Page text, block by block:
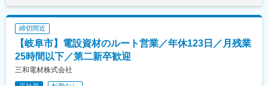
■組織構成：
フード課には10名在籍しております。
食品のみを担当するグループになります。中途社員の割合も高
く、馴染みやすい環境になっております。
■担当顧客数・エリア：
・入社後は先輩社員に同行し、顧客や商品について学んでいただ
きます。メーカーの外部研修や資格取得支援も充実しております
ので、教育面もご安心ください。
■ご入社後の流れ：
入社後は、先輩営業担当者や事務担当者など職場社員との親睦を
です。
締切間近
【岐阜市】電設資材のルート営業／年休123日／月残業
25時間以下／第二新卒歓迎
三和電材株式会社